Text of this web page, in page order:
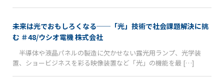
未来は光でおもしろくなる──「光」技術で社会課題解決に挑
む ＃48/ウシオ電機 株式会社
半導体や液晶パネルの製造に欠かせない露光用ランプ、光学装
置、ショービジネスを彩る映像装置など「光」の機能を最 […]